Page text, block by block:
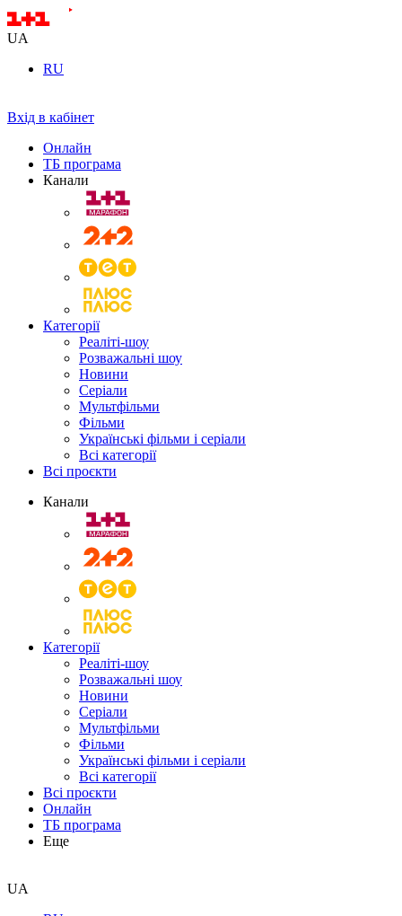
UA
RU
Вхід в кабінет
Онлайн
ТБ програма
Канали
Категорії
Реаліті-шоу
Розважальні шоу
Новини
Серіали
Мультфільми
Фільми
Українські фільми і серіали
Всі категорії
Всі проєкти
Канали
Категорії
Реаліті-шоу
Розважальні шоу
Новини
Серіали
Мультфільми
Фільми
Українські фільми і серіали
Всі категорії
Всі проєкти
Онлайн
ТБ програма
Еще
UA